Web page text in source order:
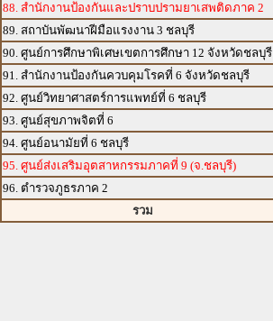
88. สำนักงานป้องกันและปราบปรามยาเสพติดภาค 2
89. สถาบันพัฒนาฝีมือแรงงาน 3 ชลบุรี
90. ศูนย์การศึกษาพิเศษเขตการศึกษา 12 จังหวัดชลบุรี
91. สำนักงานป้องกันควบคุมโรคที่ 6 จังหวัดชลบุรี
92. ศูนย์วิทยาศาสตร์การแพทย์ที่ 6 ชลบุรี
93. ศูนย์สุขภาพจิตที่ 6
94. ศูนย์อนามัยที่ 6 ชลบุรี
95. ศูนย์ส่งเสริมอุตสาหกรรมภาคที่ 9 (จ.ชลบุรี)
96. ตำรวจภูธรภาค 2
รวม